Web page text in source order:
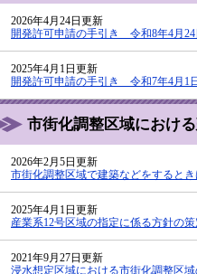
2026年4月24日更新
開発許可申請の手引き 令和8年4月24
2025年4月1日更新
開発許可申請の手引き 令和7年4月1
市街化調整区域におけ
2026年2月5日更新
市街化調整区域で建築などをすると
2025年4月1日更新
産業系12号区域の指定に係る方針の策
2021年9月27日更新
浸水想定区域における市街化調整区